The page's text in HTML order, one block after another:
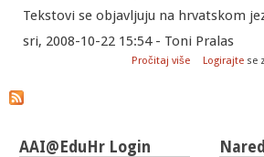
Tekstovi se objavljuju na hrvatskom
sri, 2008-10-22 15:54 - Toni Pralas
Pročitaj više
o Upute za
Logirajte se
AAI@EduHr Login